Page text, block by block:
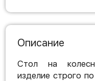
Описание
Стол на
изделие строго